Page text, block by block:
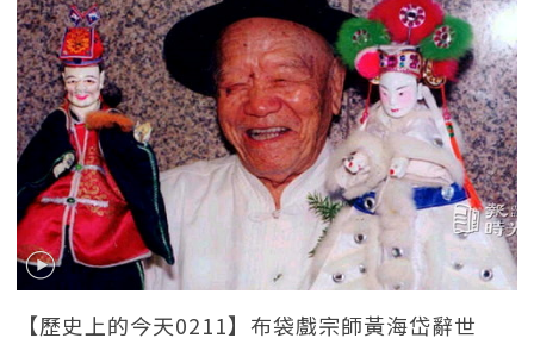
【歷史上的今天0211】布袋戲宗師黃海岱辭世